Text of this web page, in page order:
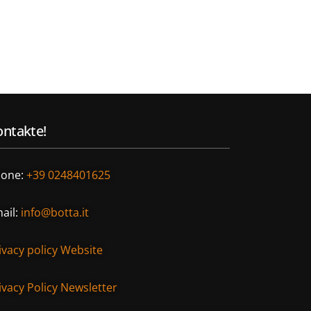
+39 0248401625
info@botta.it
policy Website
Policy Newsletter